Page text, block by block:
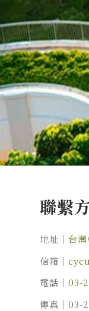
聯繫
地址｜ 台
信箱｜
電話｜ 03-
傳真｜03-